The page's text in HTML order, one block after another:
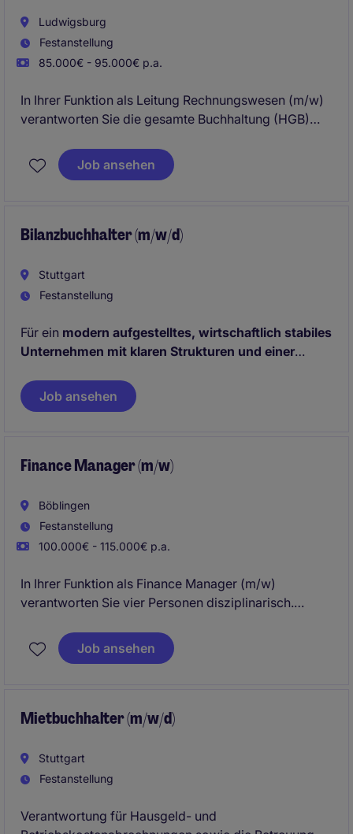
Ludwigsburg
Festanstellung
85.000€ - 95.000€ p.a.
In Ihrer Funktion als Leitung Rechnungswesen (m/w)
verantworten Sie die gesamte Buchhaltung (HGB)
Hierbei führen Sie ein Team von 3 Personen.
Job ansehen
Bilanzbuchhalter (m/w/d)
Stuttgart
Festanstellung
Für ein modern aufgestelltes, wirtschaftlich stabiles
Unternehmen mit klaren Strukturen und einer
einen Bilanzbuchhalter (m/w/d)
Finanzabteilung.
Job ansehen
Finance Manager (m/w)
Böblingen
Festanstellung
100.000€ - 115.000€ p.a.
In Ihrer Funktion als Finance Manager (m/w)
verantworten Sie vier Personen disziplinarisch.
Hierbei haben Sie die übergeordneten Zahlen des
Werks im Blick und stellen das Konzernreporting
Als Teilbereich betreuen Sie auch den Einkauf des
Job ansehen
Mietbuchhalter (m/w/d)
Stuttgart
Festanstellung
Verantwortung für Hausgeld- und